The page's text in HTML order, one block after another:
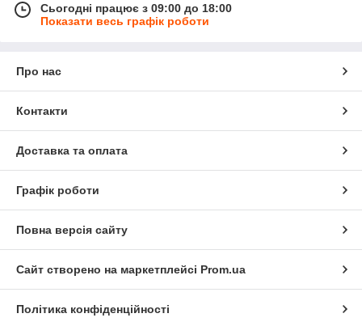
Сьогодні працює з 09:00 до 18:00
Показати весь графік роботи
Про нас
Контакти
Доставка та оплата
Графік роботи
Повна версія сайту
Сайт створено на маркетплейсі Prom.ua
Політика конфіденційності